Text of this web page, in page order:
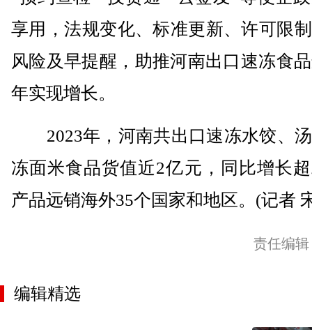
享用，法规变化、标准更新、许可限
风险及早提醒，助推河南出口速冻食
年实现增长。
2023年，河南共出口速冻水饺、
冻面米食品货值近2亿元，同比增长
产品远销海外35个国家和地区。(记者
责任编
编辑精选